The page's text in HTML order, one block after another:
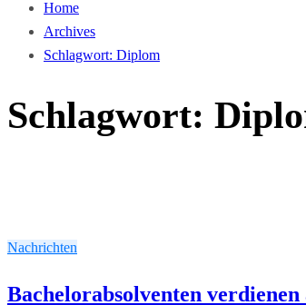
Home
Archives
Schlagwort: Diplom
Schlagwort:
Nachrichten
Bachelorabsolventen